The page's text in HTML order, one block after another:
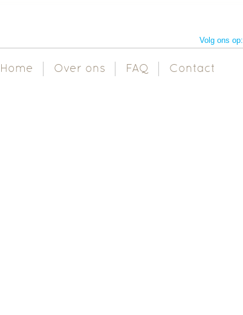
Volg ons op:
Home Over ons FAQ Contact